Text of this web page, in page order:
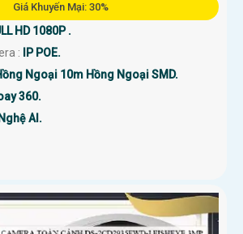
Giá Khuyến Mại: 30%
HD 1080P .
:
IP POE.
Ngoại 10m Hồng Ngoại SMD.
360.
AI.